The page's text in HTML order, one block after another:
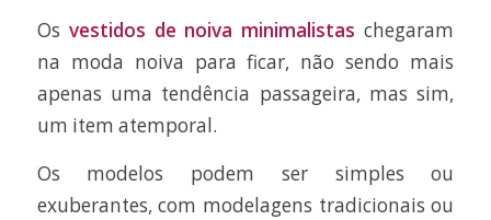
Os vestidos de noiva minimalistas chegaram
na moda noiva para ficar, não sendo mais
apenas uma tendência passageira, mas sim,
um item atemporal.
Os modelos podem ser simples ou
exuberantes, com modelagens tradicionais ou